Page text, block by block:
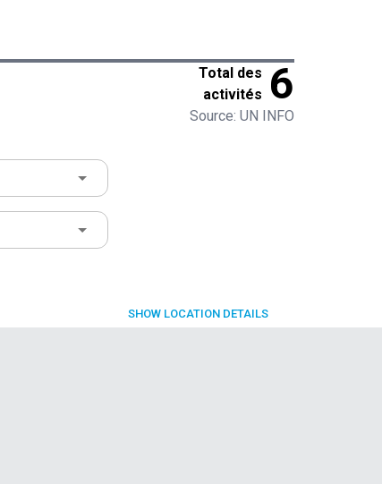
Total des
activités 6
Source: UN INFO
SHOW LOCATION DETAILS